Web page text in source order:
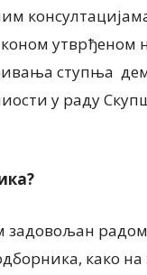
утврђеном
ступња
у раду
задовољан
како на